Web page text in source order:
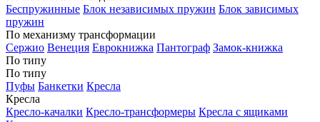
Беспружинные Блок независимых пружин Блок зависимых
пружин
По механизму трансформации
Сержио Венеция Еврокнижка Пантограф Замок-книжка
По типу
По типу
Пуфы Банкетки Кресла
Кресла
Кресло-качалки Кресло-трансформеры Кресла с ящиками